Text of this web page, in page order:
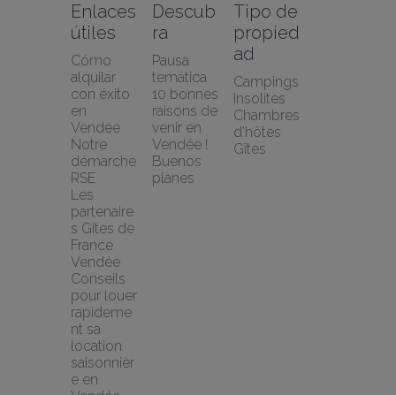
Enlaces
útiles
Cómo
alquilar
con éxito
en
Vendée
Notre
démarche
RSE
Les
partenaire
s Gites de
France
Vendée
Conseils
pour louer
rapideme
nt sa
location
saisonnièr
e en
Descub
ra
Pausa
temática
10 bonnes
raisons de
venir en
Vendée !
Buenos
planes
Tipo de
propied
ad
Campings
Insolites
Chambres
d'hôtes
Gîtes